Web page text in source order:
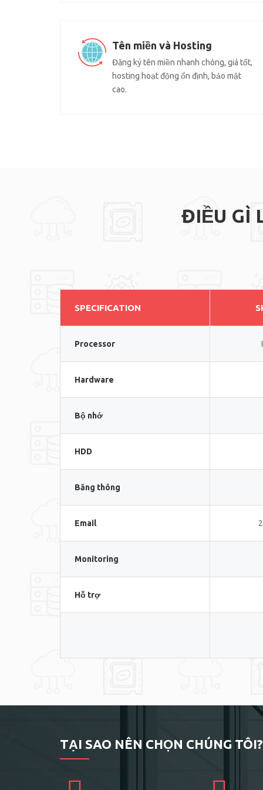
Tên miền và Hosting
Đăng ký tên miền nhanh chóng, giá tốt,
hosting hoạt động ổn định, bảo mật
cao.
ĐIỀU GÌ
SPECIFICATION
Processor
Hardware
Bộ nhớ
HDD
Băng thông
Email
Monitoring
Hỗ trợ
TẠI SAO NÊN CHỌN CHÚNG TÔI?